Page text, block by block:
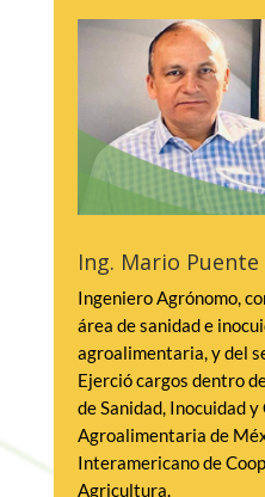
Ing. Mario Puente
Ingeniero Agrónomo,
área de sanidad e
agroalimentaria, y del
Ejerció cargos dentro
de Sanidad, Inocuidad y
Agroalimentaria de
Interamericano de
Agricultura.